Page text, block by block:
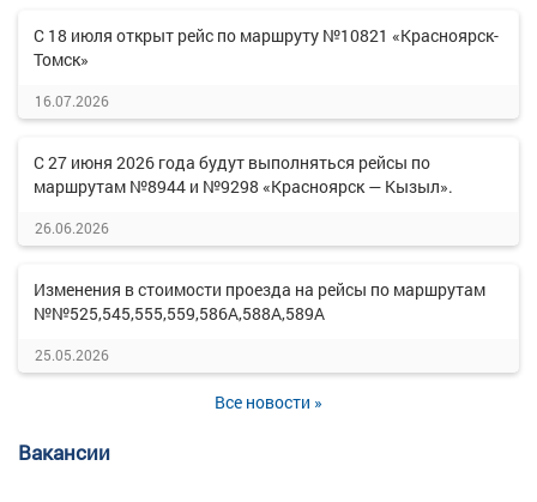
С 18 июля открыт рейс по маршруту №10821 «Красноярск-
Томск»
16.07.2026
С 27 июня 2026 года будут выполняться рейсы по
маршрутам №8944 и №9298 «Красноярск — Кызыл».
26.06.2026
Изменения в стоимости проезда на рейсы по маршрутам
№№525,545,555,559,586А,588А,589А
25.05.2026
Все новости »
Вакансии